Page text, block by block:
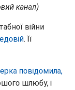
канал)
війни
. Її
повідомила,
шлюбу, і